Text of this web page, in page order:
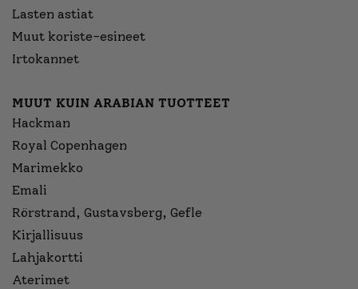
Lasten astiat
Muut koriste-esineet
Irtokannet
MUUT KUIN ARABIAN TUOTTEET
Hackman
Royal Copenhagen
Marimekko
Emali
Rörstrand, Gustavsberg, Gefle
Kirjallisuus
Lahjakortti
Aterimet